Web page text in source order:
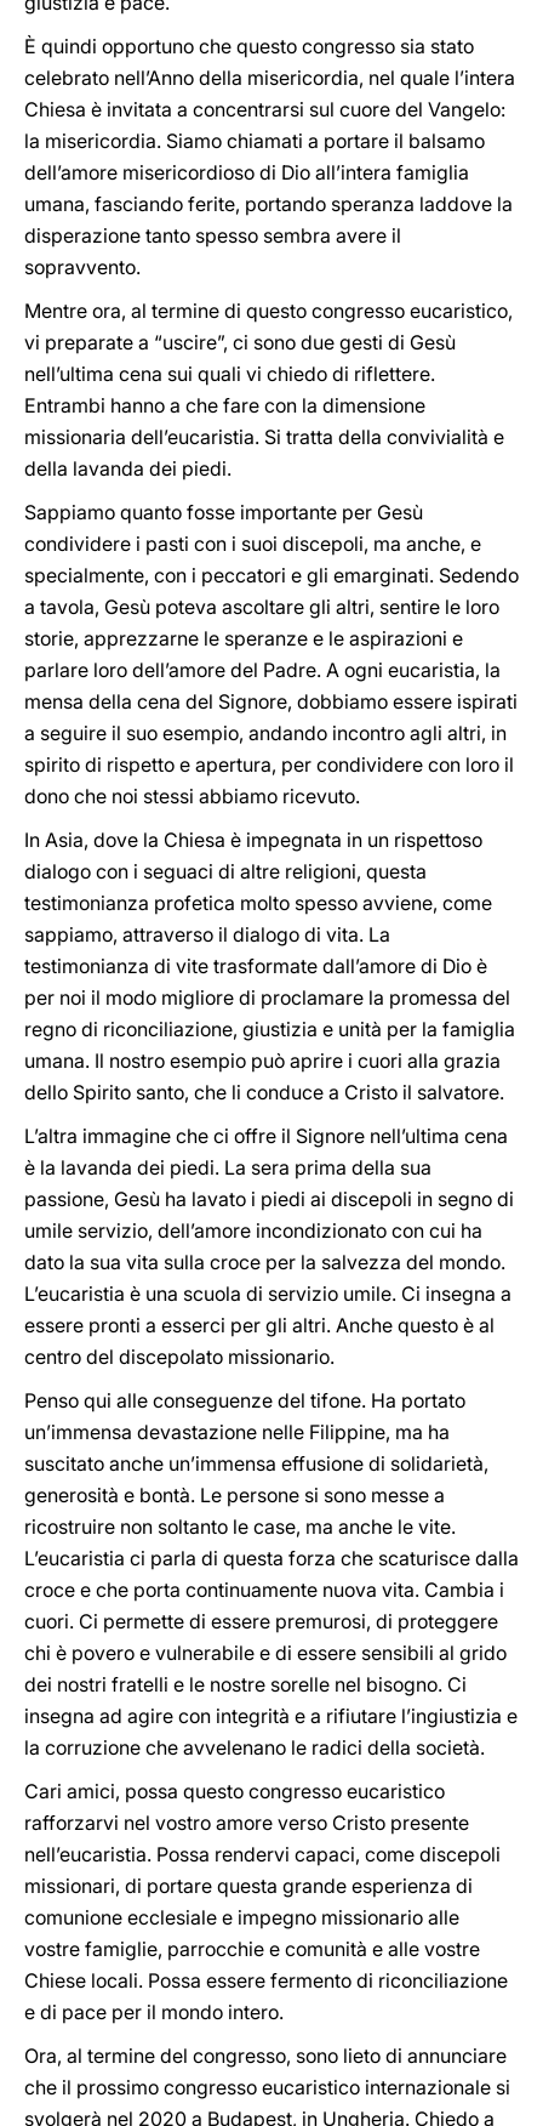
È quindi opportuno che questo congresso sia stato
celebrato nell’Anno della misericordia, nel quale l’intera
Chiesa è invitata a concentrarsi sul cuore del Vangelo:
la misericordia. Siamo chiamati a portare il balsamo
dell’amore misericordioso di Dio all’intera famiglia
umana, fasciando ferite, portando speranza laddove la
disperazione tanto spesso sembra avere il
sopravvento.
Mentre ora, al termine di questo congresso eucaristico,
vi preparate a “uscire”, ci sono due gesti di Gesù
nell’ultima cena sui quali vi chiedo di riflettere.
Entrambi hanno a che fare con la dimensione
missionaria dell’eucaristia. Si tratta della convivialità e
della lavanda dei piedi.
Sappiamo quanto fosse importante per Gesù
condividere i pasti con i suoi discepoli, ma anche, e
specialmente, con i peccatori e gli emarginati. Sedendo
a tavola, Gesù poteva ascoltare gli altri, sentire le loro
storie, apprezzarne le speranze e le aspirazioni e
parlare loro dell’amore del Padre. A ogni eucaristia, la
mensa della cena del Signore, dobbiamo essere ispirati
a seguire il suo esempio, andando incontro agli altri, in
spirito di rispetto e apertura, per condividere con loro il
dono che noi stessi abbiamo ricevuto.
In Asia, dove la Chiesa è impegnata in un rispettoso
dialogo con i seguaci di altre religioni, questa
testimonianza profetica molto spesso avviene, come
sappiamo, attraverso il dialogo di vita. La
testimonianza di vite trasformate dall’amore di Dio è
per noi il modo migliore di proclamare la promessa del
regno di riconciliazione, giustizia e unità per la famiglia
umana. Il nostro esempio può aprire i cuori alla grazia
dello Spirito santo, che li conduce a Cristo il salvatore.
L’altra immagine che ci offre il Signore nell’ultima cena
è la lavanda dei piedi. La sera prima della sua
passione, Gesù ha lavato i piedi ai discepoli in segno di
umile servizio, dell’amore incondizionato con cui ha
dato la sua vita sulla croce per la salvezza del mondo.
L’eucaristia è una scuola di servizio umile. Ci insegna a
essere pronti a esserci per gli altri. Anche questo è al
centro del discepolato missionario.
Penso qui alle conseguenze del tifone. Ha portato
un’immensa devastazione nelle Filippine, ma ha
suscitato anche un’immensa effusione di solidarietà,
generosità e bontà. Le persone si sono messe a
ricostruire non soltanto le case, ma anche le vite.
L’eucaristia ci parla di questa forza che scaturisce dalla
croce e che porta continuamente nuova vita. Cambia i
cuori. Ci permette di essere premurosi, di proteggere
chi è povero e vulnerabile e di essere sensibili al grido
dei nostri fratelli e le nostre sorelle nel bisogno. Ci
insegna ad agire con integrità e a rifiutare l’ingiustizia e
la corruzione che avvelenano le radici della società.
Cari amici, possa questo congresso eucaristico
rafforzarvi nel vostro amore verso Cristo presente
nell’eucaristia. Possa rendervi capaci, come discepoli
missionari, di portare questa grande esperienza di
comunione ecclesiale e impegno missionario alle
vostre famiglie, parrocchie e comunità e alle vostre
Chiese locali. Possa essere fermento di riconciliazione
e di pace per il mondo intero.
Ora, al termine del congresso, sono lieto di annunciare
che il prossimo congresso eucaristico internazionale si
svolgerà nel 2020 a Budapest, in Ungheria. Chiedo a